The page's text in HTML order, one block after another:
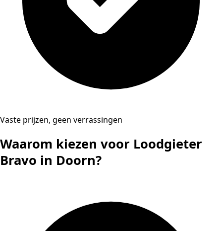
Vaste prijzen, geen verrassingen
Waarom kiezen voor Loodgieter
Bravo in Doorn?